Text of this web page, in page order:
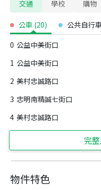
物件特色
交通 學校 購物
公車 (20) 公共自行車
0 公益中美街口
1 公益中美街口
2 美村忠誠路口
3 忠明南精誠七街口
4 美村忠誠路口
完